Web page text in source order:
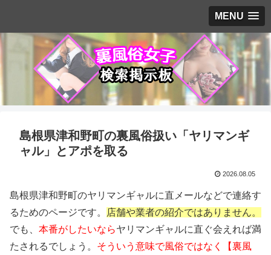
MENU
島根県津和野町の裏風俗扱い「ヤリマンギ
ャル」とアポを取る
2026.08.05
島根県津和野町のヤリマンギャルに直メールなどで連絡す
るためのページです。
店舗や業者の紹介ではありません。
でも、 本番がしたいならヤリマンギャルに直ぐ会えれば満
たされるでしょう。 そういう意味で風俗ではなく【裏風